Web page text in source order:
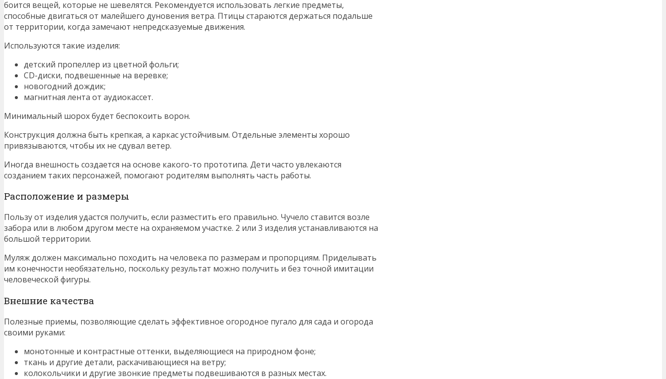
боится вещей, которые не шевелятся. Рекомендуется использовать легкие предметы,
способные двигаться от малейшего дуновения ветра. Птицы стараются держаться подальше
от территории, когда замечают непредсказуемые движения.
Используются такие изделия:
детский пропеллер из цветной фольги;
CD-диски, подвешенные на веревке;
новогодний дождик;
магнитная лента от аудиокассет.
Минимальный шорох будет беспокоить ворон.
Конструкция должна быть крепкая, а каркас устойчивым. Отдельные элементы хорошо
привязываются, чтобы их не сдувал ветер.
Иногда внешность создается на основе какого-то прототипа. Дети часто увлекаются
созданием таких персонажей, помогают родителям выполнять часть работы.
Расположение и размеры
Пользу от изделия удастся получить, если разместить его правильно. Чучело ставится возле
забора или в любом другом месте на охраняемом участке. 2 или 3 изделия устанавливаются на
большой территории.
Муляж должен максимально походить на человека по размерам и пропорциям. Приделывать
им конечности необязательно, поскольку результат можно получить и без точной имитации
человеческой фигуры.
Внешние качества
Полезные приемы, позволяющие сделать эффективное огородное пугало для сада и огорода
своими руками:
монотонные и контрастные оттенки, выделяющиеся на природном фоне;
ткань и другие детали, раскачивающиеся на ветру;
колокольчики и другие звонкие предметы подвешиваются в разных местах.